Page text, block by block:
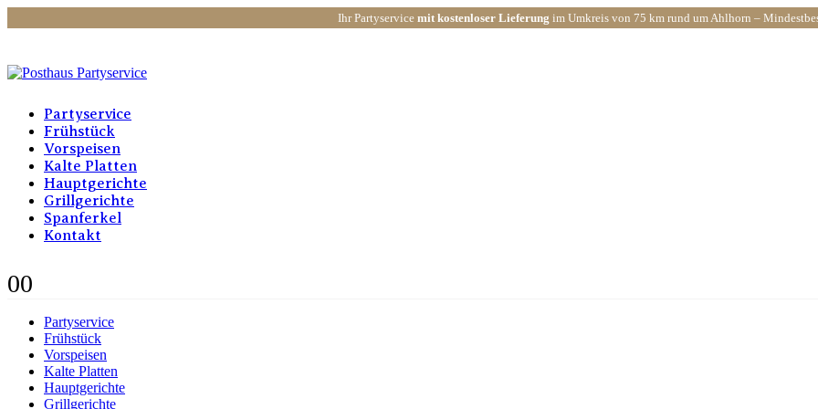
Ihr Partyservice mit kostenloser Lieferung im Umkreis von 75 km rund um Ahlhorn –
Partyservice
Frühstück
Vorspeisen
Kalte Platten
Hauptgerichte
Grillgerichte
Spanferkel
Kontakt
00
Partyservice
Frühstück
Vorspeisen
Kalte Platten
Hauptgerichte
Grillgerichte